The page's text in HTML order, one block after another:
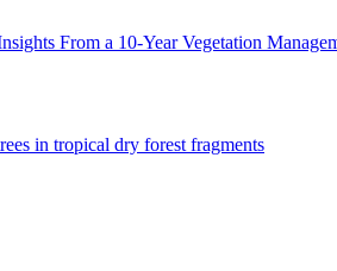
From a 10-Year Vegetation
in tropical dry forest fragments